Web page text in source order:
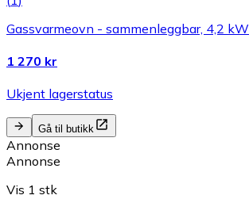
Gassvarmeovn - sammenleggbar, 4,2 kW
1 270 kr
Ukjent lagerstatus
Gå til butikk
Annonse
Annonse
Vis 1 stk